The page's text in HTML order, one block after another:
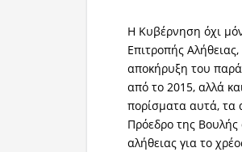
Η Κυβέρνηση όχι
Επιτροπής
αποκήρυξη του
από το 2015, αλλά
πορίσματα αυτά, τα
Πρόεδρο της
αλήθειας για το